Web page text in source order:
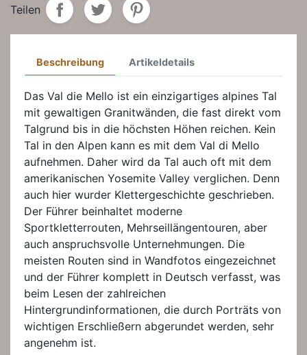
Teilen
Beschreibung Artikeldetails
Das Val die Mello ist ein einzigartiges alpines Tal
mit gewaltigen Granitwänden, die fast direkt vom
Talgrund bis in die höchsten Höhen reichen. Kein
Tal in den Alpen kann es mit dem Val di Mello
aufnehmen. Daher wird da Tal auch oft mit dem
amerikanischen Yosemite Valley verglichen. Denn
auch hier wurder Klettergeschichte geschrieben.
Der Führer beinhaltet moderne
Sportkletterrouten, Mehrseillängentouren, aber
auch anspruchsvolle Unternehmungen. Die
meisten Routen sind in Wandfotos eingezeichnet
und der Führer komplett in Deutsch verfasst, was
beim Lesen der zahlreichen
Hintergrundinformationen, die durch Porträts von
wichtigen Erschließern abgerundet werden, sehr
angenehm ist.